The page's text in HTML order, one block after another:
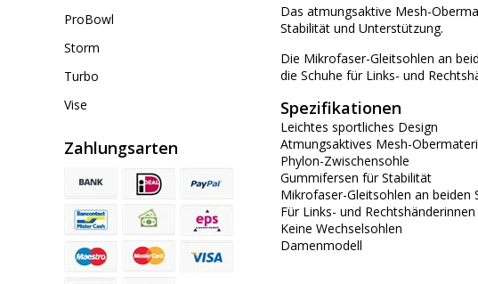
ProBowl
Storm
Turbo
Vise
Zahlungsarten
Das atmungsaktive Mesh-
Stabilität und Unterstützung.
Die Mikrofaser-Gleitsohlen an
die Schuhe für Links- und
Spezifikationen
Leichtes sportliches Design
Atmungsaktives Mesh-
Phylon-Zwischensohle
Gummifersen für Stabilität
Mikrofaser-Gleitsohlen an beiden
Für Links- und
Keine Wechselsohlen
Damenmodell